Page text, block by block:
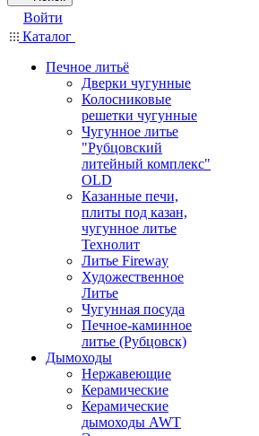
Войти
Каталог
Печное литьё
Дверки чугунные
Колосниковые
решетки чугунные
Чугунное литье
"Рубцовский
литейный комплекс"
OLD
Казанные печи,
плиты под казан,
чугунное литье
Технолит
Литье Fireway
Художественное
Литье
Чугунная посуда
Печное-каминное
литье (Рубцовск)
Дымоходы
Нержавеющие
Керамические
Керамические
дымоходы AWT